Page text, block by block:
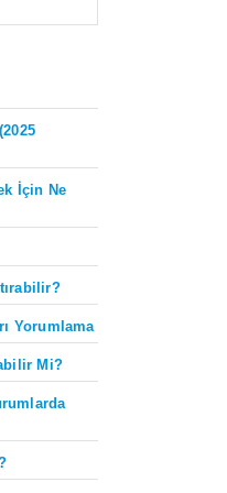
İçin Ne
Yorumlama
Mi?